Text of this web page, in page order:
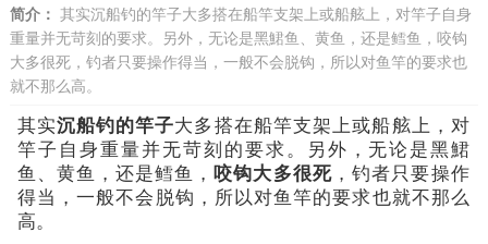
简介： 其实沉船钓的竿子大多搭在船竿支架上或船舷上，对竿子自身
重量并无苛刻的要求。另外，无论是黑鮶鱼、黄鱼，还是鳕鱼，咬钩
大多很死，钓者只要操作得当，一般不会脱钩，所以对鱼竿的要求也
就不那么高。
其实沉船钓的竿子大多搭在船竿支架上或船舷上，对
竿子自身重量并无苛刻的要求。另外，无论是黑鮶
鱼、黄鱼，还是鳕鱼，咬钩大多很死，钓者只要操作
得当，一般不会脱钩，所以对鱼竿的要求也就不那么
高。